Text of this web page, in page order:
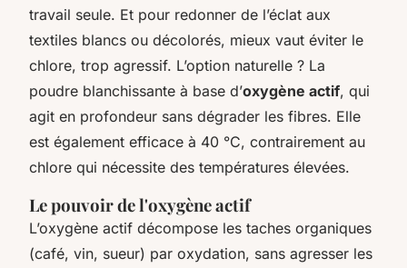
travail seule. Et pour redonner de l’éclat aux
textiles blancs ou décolorés, mieux vaut éviter le
chlore, trop agressif. L’option naturelle ? La
poudre blanchissante à base d’oxygène actif, qui
agit en profondeur sans dégrader les fibres. Elle
est également efficace à 40 °C, contrairement au
chlore qui nécessite des températures élevées.
Le pouvoir de l'oxygène actif
L’oxygène actif décompose les taches organiques
(café, vin, sueur) par oxydation, sans agresser les